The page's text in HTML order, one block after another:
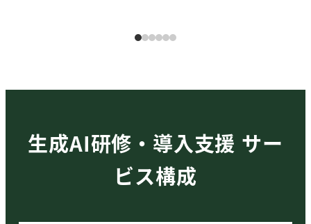
生成AI研修・導入支援 サー
ビス構成